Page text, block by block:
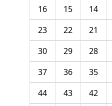
14
15
16
21
22
23
28
29
30
35
36
37
42
43
44